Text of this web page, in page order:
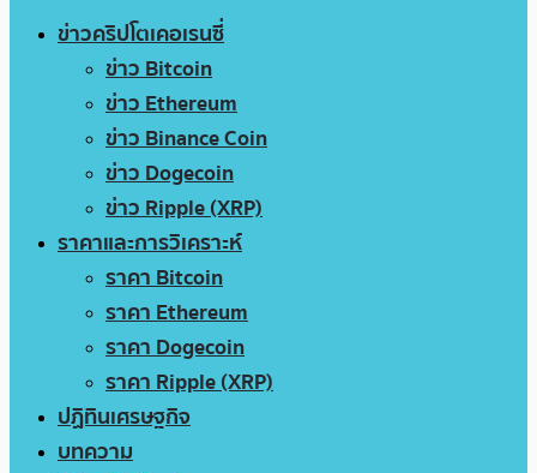
ข่าวคริปโตเคอเรนซี่
ข่าว Bitcoin
ข่าว Ethereum
ข่าว Binance Coin
ข่าว Dogecoin
ข่าว Ripple (XRP)
ราคาและการวิเคราะห์
ราคา Bitcoin
ราคา Ethereum
ราคา Dogecoin
ราคา Ripple (XRP)
ปฏิทินเศรษฐกิจ
บทความ